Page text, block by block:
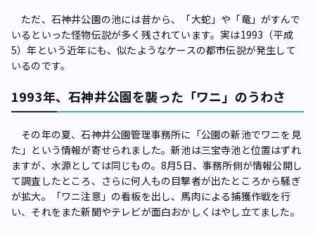
ただ、石神井公園の池には昔から、「大蛇」や「竜」がすんで
いるといった怪物伝説が多く残されています。実は1993（平成
5）年という近年にも、似たようなケースの都市伝説が発生して
いるのです。
1993年、石神井公園を襲った「ワニ」のうわさ
その年の夏、石神井公園管理事務所に「公園の新池でワニを見
た」という情報が寄せられました。新池は三宝寺池と位置はずれ
ますが、水源としては同じもの。8月5日、事務所側が情報公開し
て調査したところ、さらに何人もの目撃者が出たところから騒ぎ
が拡大。「ワニ注意」の看板を出し、馬肉による捕獲作戦を行
い、それをまた新聞やテレビが面白おかしくはやし立てました。